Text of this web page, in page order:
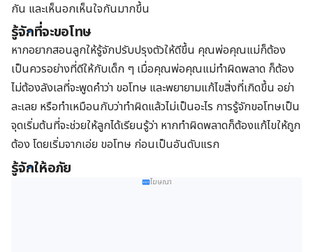
กัน และเห็นอกเห็นใจกันมากขึ้น
รู้จักที่จะขอโทษ
หากอยากสอนลูกให้รู้จักปรับปรุงตัวให้ดีขึ้น คุณพ่อคุณแม่ก็ต้อง
เป็นควรอย่างที่ดีให้กับเด็ก ๆ เมื่อคุณพ่อคุณแม่ทำผิดพลาด ก็ต้อง
ไม่ต้องลังเลที่จะพูดคำว่า ขอโทษ และพยายามแก้ไขสิ่งที่เกิดขึ้น อย่า
ละเลย หรือทำเหมือนกับว่าทำผิดแล้วไม่เป็นอะไร การรู้จักขอโทษเป็น
จุดเริ่มต้นที่จะช่วยให้ลูกได้เรียนรู้ว่า หากทำผิดพลาดก็ต้องแก้ไขให้ถูก
ต้อง โดยเริ่มจากเอ่ย ขอโทษ ก่อนเป็นอันดับแรก
รู้จักให้อภัย
โฆษณา